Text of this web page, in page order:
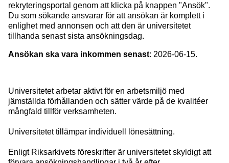
rekryteringsportal genom att klicka på knappen "Ansök".
Du som sökande ansvarar för att ansökan är komplett i
enlighet med annonsen och att den är universitetet
tillhanda senast sista ansökningsdag.
Ansökan ska vara inkommen senast: 2026-06-15.
Universitetet arbetar aktivt för en arbetsmiljö med
jämställda förhållanden och sätter värde på de kvalitéer
mångfald tillför verksamheten.
Universitetet tillämpar individuell lönesättning.
Enligt Riksarkivets föreskrifter är universitetet skyldigt att